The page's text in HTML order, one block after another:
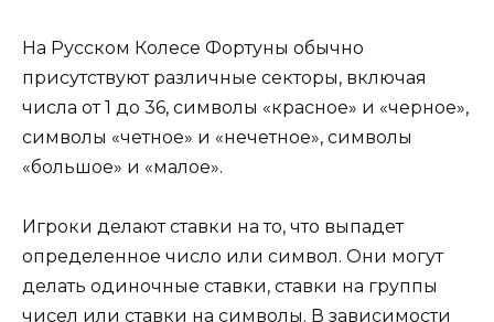
На Русском Колесе Фортуны обычно
присутствуют различные секторы, включая
числа от 1 до 36, символы «красное» и «черное»,
символы «четное» и «нечетное», символы
«большое» и «малое».
Игроки делают ставки на то, что выпадет
определенное число или символ. Они могут
делать одиночные ставки, ставки на группы
чисел или ставки на символы. В зависимости